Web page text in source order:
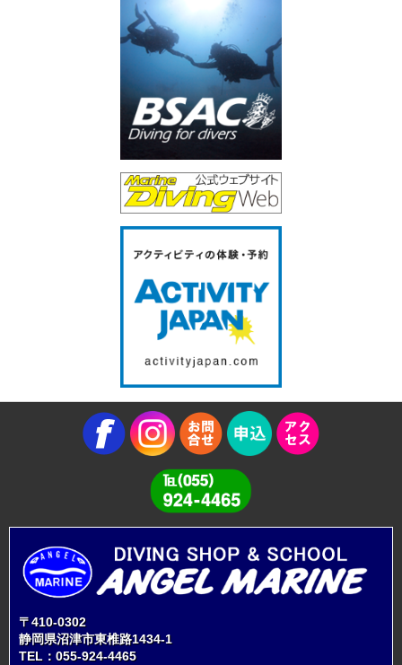
〒410-0302
静岡県沼津市東椎路1434-1
TEL： 055-924-4465